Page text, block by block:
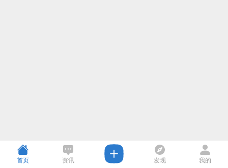
首页 资讯 发现 我的